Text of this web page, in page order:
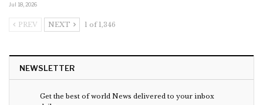
Jul 18, 2026
PREV NEXT 1 of 1,346
NEWSLETTER
Get the best of world News delivered to your inbox